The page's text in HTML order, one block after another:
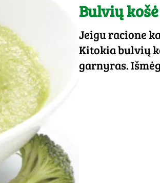
Bulvių
Jeigu racione
Kitokia bulvių
garnyras.